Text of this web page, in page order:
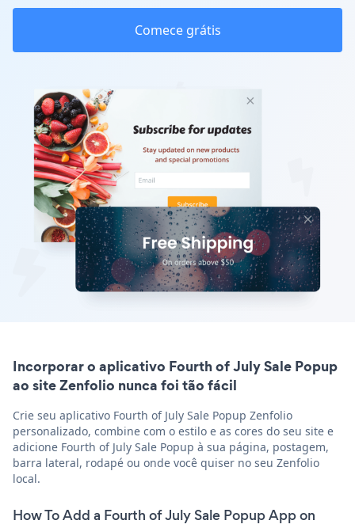
Comece grátis
Incorporar o aplicativo Fourth of July Sale Popup
ao site Zenfolio nunca foi tão fácil
Crie seu aplicativo Fourth of July Sale Popup Zenfolio
personalizado, combine com o estilo e as cores do seu site e
adicione Fourth of July Sale Popup à sua página, postagem,
barra lateral, rodapé ou onde você quiser no seu Zenfolio
local.
How To Add a Fourth of July Sale Popup App on